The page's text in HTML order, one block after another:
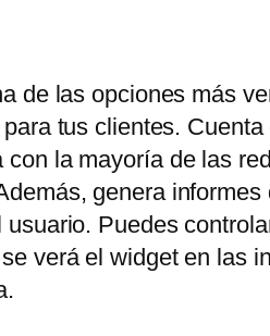
de las opciones más
tus clientes.
con la mayoría de las
genera
Puedes
verá el widget en las